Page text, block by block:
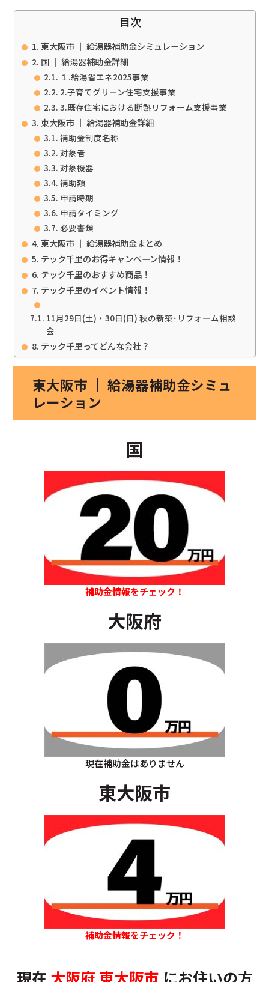
目次
東大阪市 ｜ 給湯器補助金シミュレーション
国 ｜ 給湯器補助金詳細
１.給湯省エネ2025事業
2.子育てグリーン住宅支援事業
3.既存住宅における断熱リフォーム支援事業
東大阪市 ｜ 給湯器補助金詳細
補助金制度名称
対象者
対象機器
補助額
申請時期
申請タイミング
必要書類
東大阪市 ｜ 給湯器補助金まとめ
テック千里のお得キャンペーン情報！
テック千里のおすすめ商品！
テック千里のイベント情報！
11月29日(土)・30日(日) 秋の新築･リフォーム相談
会
テック千里ってどんな会社？
東大阪市 ｜ 給湯器補助金シミュ
レーション
国
補助金情報をチェック！
大阪府
現在補助金はありません
東大阪市
補助金情報をチェック！
現在 大阪府 東大阪市 にお住いの方